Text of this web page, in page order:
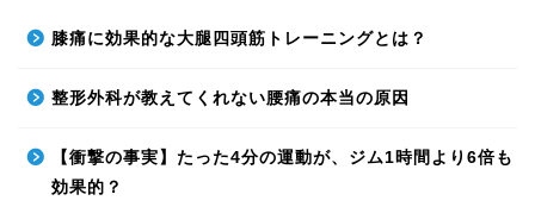
膝痛に効果的な大腿四頭筋トレーニングとは？
整形外科が教えてくれない腰痛の本当の原因
【衝撃の事実】たった4分の運動が、ジム1時間より6倍も
効果的？